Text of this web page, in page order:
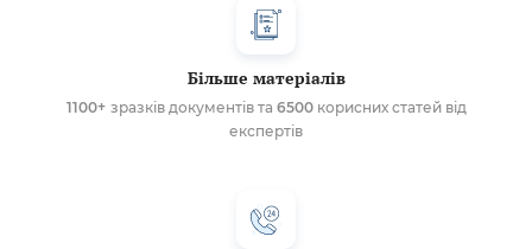
Більше матеріалів
1100+ зразків документів та 6500корисних статей від
експертів